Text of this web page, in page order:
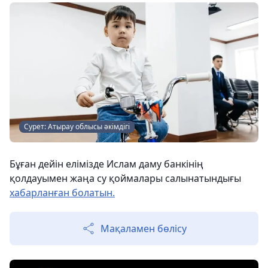
Сурет: Атырау облысы әкімдігі
Бұған дейін елімізде Ислам даму банкінің
қолдауымен жаңа су қоймалары салынатындығы
хабарланған болатын.
Мақаламен бөлісу